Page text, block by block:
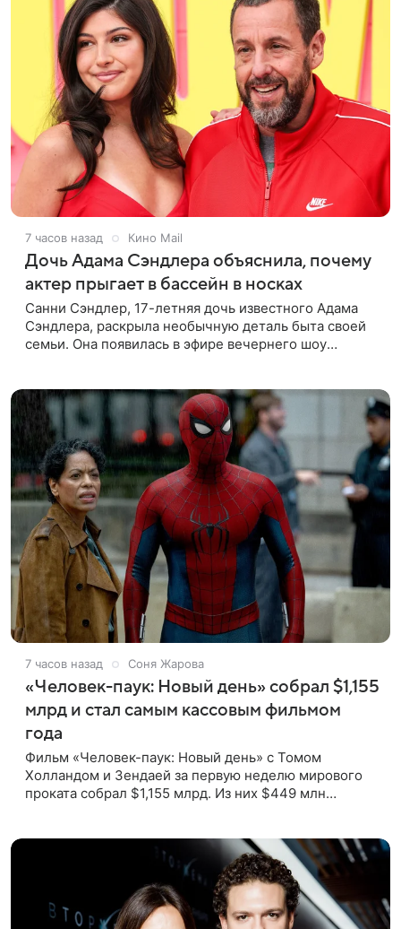
7 часов назад Кино Mail
Дочь Адама Сэндлера объяснила, почему
актер прыгает в бассейн в носках
Санни Сэндлер, 17-летняя дочь известного Адама
Сэндлера, раскрыла необычную деталь быта своей
семьи. Она появилась в эфире вечернего шоу
7 часов назад Соня Жарова
«Человек-паук: Новый день» собрал $1,155
млрд и стал самым кассовым фильмом
года
Фильм «Человек-паук: Новый день» с Томом
Холландом и Зендаей за первую неделю мирового
проката собрал $1,155 млрд. Из них $449 млн